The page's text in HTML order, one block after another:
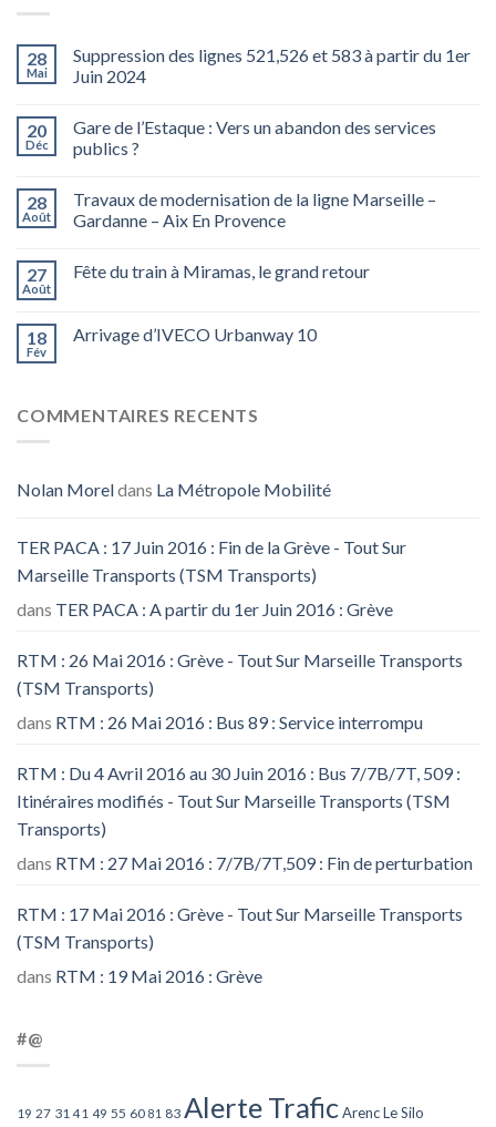
28
Mai
Suppression des lignes 521,526 et 583 à partir du 1er
Juin 2024
20
Déc
Gare de l’Estaque : Vers un abandon des services
publics ?
28
Août
Travaux de modernisation de la ligne Marseille –
Gardanne – Aix En Provence
27
Août
Fête du train à Miramas, le grand retour
18
Fév
Arrivage d’IVECO Urbanway 10
COMMENTAIRES RECENTS
Nolan Moreldans La Métropole Mobilité
TER PACA : 17 Juin 2016 : Fin de la Grève - Tout Sur
Marseille Transports (TSM Transports)
dans TER PACA : A partir du 1er Juin 2016 : Grève
RTM : 26 Mai 2016 : Grève - Tout Sur Marseille Transports
(TSM Transports)
dans RTM : 26 Mai 2016 : Bus 89 : Service interrompu
RTM : Du 4 Avril 2016 au 30 Juin 2016 : Bus 7/7B/7T, 509 :
Itinéraires modifiés - Tout Sur Marseille Transports (TSM
Transports)
dans RTM : 27 Mai 2016 : 7/7B/7T,509 : Fin de perturbation
RTM : 17 Mai 2016 : Grève - Tout Sur Marseille Transports
(TSM Transports)
dans RTM : 19 Mai 2016 : Grève
#@
19 27 31 41 49 55 60 81 83 Alerte TraficArenc Le Silo